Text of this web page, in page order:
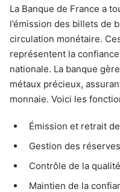
La Banque de France a
l’émission des billets de
circulation monétaire.
représentent la
nationale. La banque
métaux précieux,
monnaie. Voici les
Émission et retrait
Gestion des
Contrôle de la
Maintien de la